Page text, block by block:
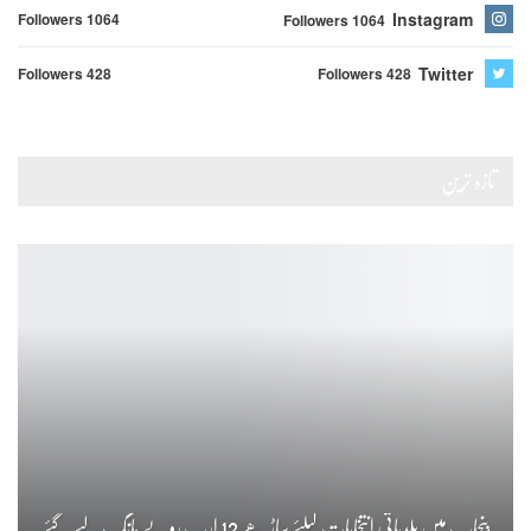
Instagram
Followers 1064
Followers 1064
Twitter
Followers 428
Followers 428